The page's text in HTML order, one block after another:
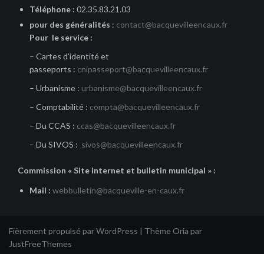
Téléphone : 02.35.83.21.03
pour des généralités : contact@bacquevilleencaux.fr
Pour le service :
– Cartes d’identité et
passeports : cnipasseport@bacquevilleencaux.fr
– Urbanisme : urbanisme@bacquevilleencaux.fr
– Comptabilité : compta@bacquevilleencaux.fr
– Du CCAS : ccas@bacquevilleencaux.fr
– Du SIVOS : sivos@bacquevilleencaux.fr
Commission « Site internet et bulletin municipal » :
Mail : webbulletin@bacqueville-en-caux.fr
Fièrement propulsé par WordPress | Thème Oria par
JustFreeThemes